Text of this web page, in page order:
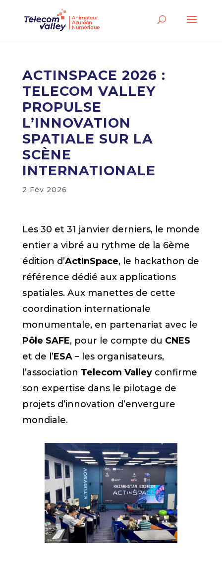
ACTINSPACE 2026 :
TELECOM VALLEY
PROPULSE
L’INNOVATION
SPATIALE SUR LA
SCÈNE
INTERNATIONALE
2 Fév 2026
Les 30 et 31 janvier derniers, le monde
entier a vibré au rythme de la 6ème
édition d’ActInSpace, le hackathon de
référence dédié aux applications
spatiales. Aux manettes de cette
coordination internationale
monumentale, en partenariat avec le
Pôle SAFE, pour le compte du CNES
et de l’ESA – les organisateurs,
l’association Telecom Valleyconfirme
son expertise dans le pilotage de
projets d’innovation d’envergure
mondiale.